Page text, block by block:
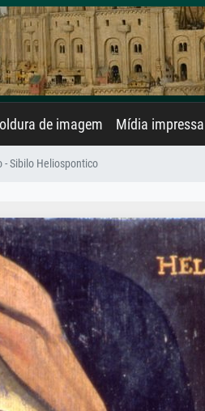
de imagem Mídia impressa
- Sibilo Heliospontico